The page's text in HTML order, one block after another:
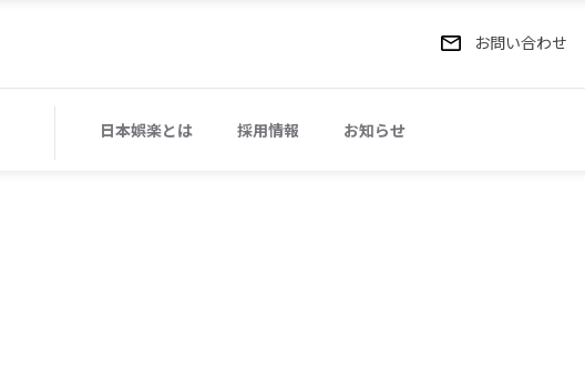
お問い合わせ
日本娯楽とは 採用情報 お知らせ